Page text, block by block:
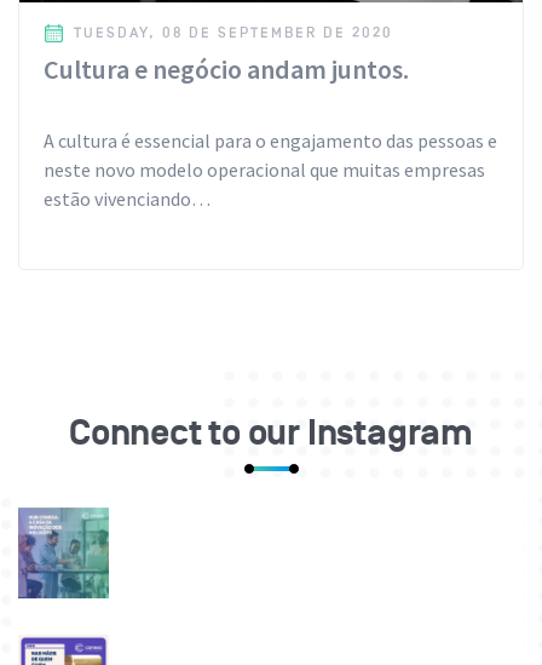
TUESDAY, 08 DE SEPTEMBER DE 2020
Cultura e negócio andam juntos.
A cultura é essencial para o engajamento das pessoas e
neste novo modelo operacional que muitas empresas
estão vivenciando…
Connect to our Instagram